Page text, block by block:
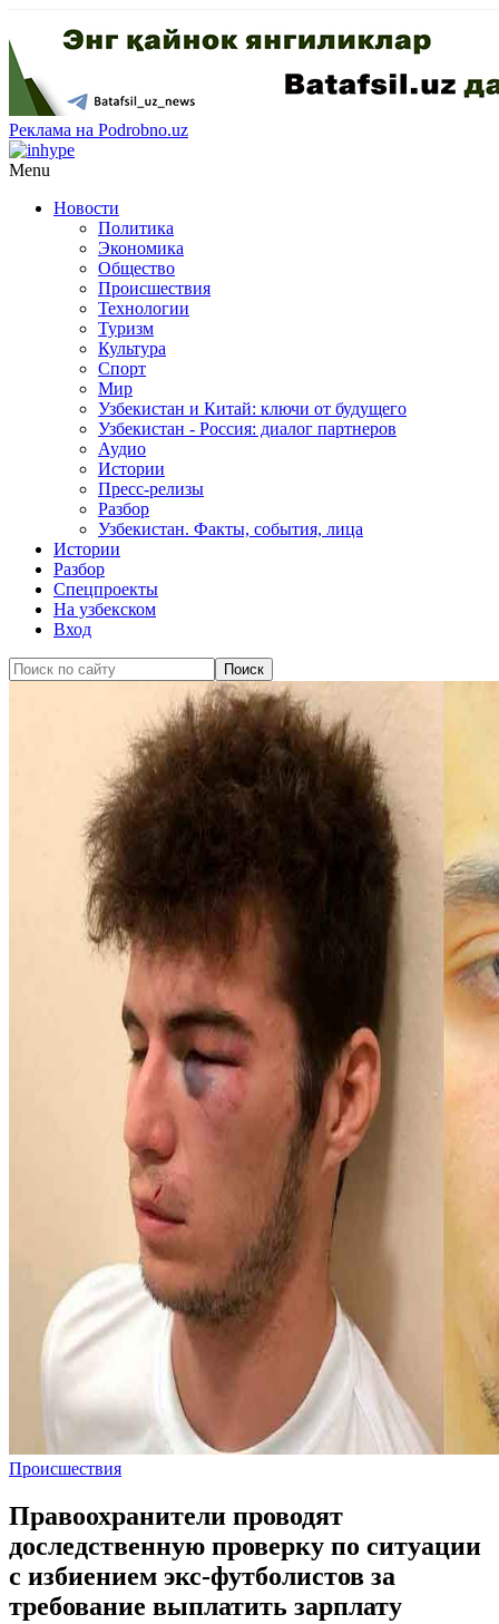
Реклама на Podrobno.uz
Menu
Новости
Политика
Экономика
Общество
Происшествия
Технологии
Туризм
Культура
Спорт
Мир
Узбекистан и Китай: ключи от будущего
Узбекистан - Россия: диалог партнеров
Аудио
Истории
Пресс-релизы
Разбор
Узбекистан. Факты, события, лица
Истории
Разбор
Спецпроекты
На узбекском
Вход
Происшествия
Правоохранители проводят
доследственную проверку по ситуации
с избиением экс-футболистов за
требование выплатить зарплату